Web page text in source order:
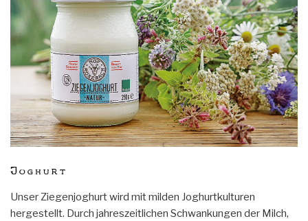
Joghurt
Unser Ziegenjoghurt wird mit milden Joghurtkulturen
hergestellt. Durch jahreszeitlichen Schwankungen der Milch,